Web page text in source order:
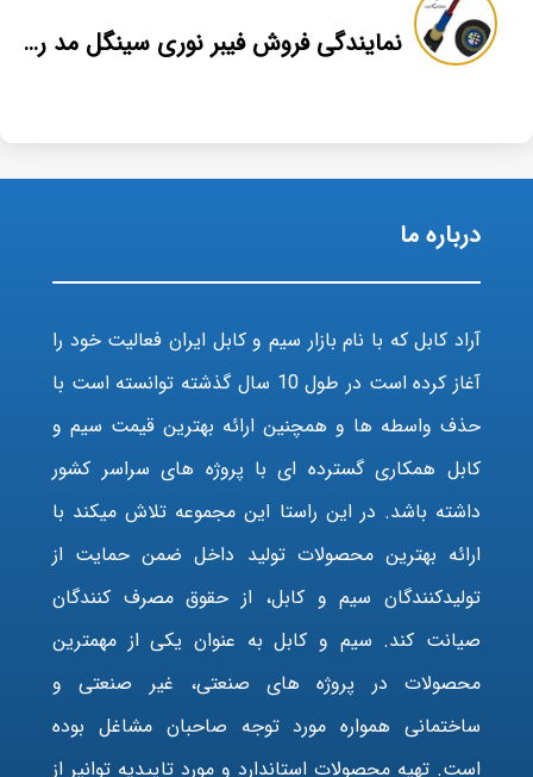
نمایندگی فروش فیبر نوری سینگل مد رفسنجان
درباره ما
آراد کابل که با نام بازار سیم و کابل ایران فعالیت خود را
آغاز کرده است در طول 10 سال گذشته توانسته است با
حذف واسطه ها و همچنین ارائه بهترین قیمت سیم و
کابل همکاری گسترده ای با پروژه های سراسر کشور
داشته باشد. در این راستا این مجموعه تلاش میکند با
ارائه بهترین محصولات تولید داخل ضمن حمایت از
تولیدکنندگان سیم و کابل، از حقوق مصرف کنندگان
صیانت کند. سیم و کابل به عنوان یکی از مهمترین
محصولات در پروژه های صنعتی، غیر صنعتی و
ساختمانی همواره مورد توجه صاحبان مشاغل بوده
است. تهیه محصولات استاندارد و مورد تاییدیه توانیر از